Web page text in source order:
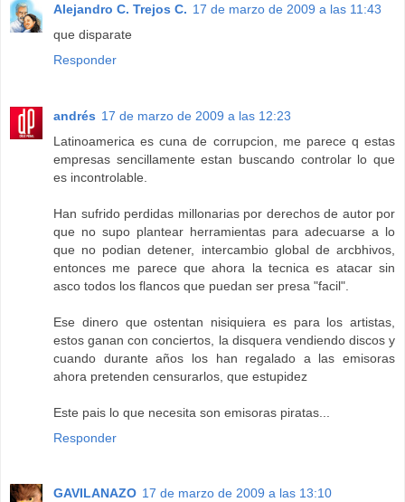
Alejandro C. Trejos C. 17 de marzo de 2009 a las 11:43
que disparate
Responder
andrés 17 de marzo de 2009 a las 12:23
Latinoamerica es cuna de corrupcion, me parece q estas
empresas sencillamente estan buscando controlar lo que
es incontrolable.
Han sufrido perdidas millonarias por derechos de autor por
que no supo plantear herramientas para adecuarse a lo
que no podian detener, intercambio global de arcbhivos,
entonces me parece que ahora la tecnica es atacar sin
asco todos los flancos que puedan ser presa "facil".
Ese dinero que ostentan nisiquiera es para los artistas,
estos ganan con conciertos, la disquera vendiendo discos y
cuando durante años los han regalado a las emisoras
ahora pretenden censurarlos, que estupidez
Este pais lo que necesita son emisoras piratas...
Responder
GAVILANAZO 17 de marzo de 2009 a las 13:10